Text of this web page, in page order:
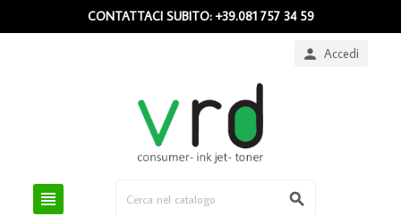
CONTATTACI SUBITO: +39.081 757 34 59
 Accedi
 